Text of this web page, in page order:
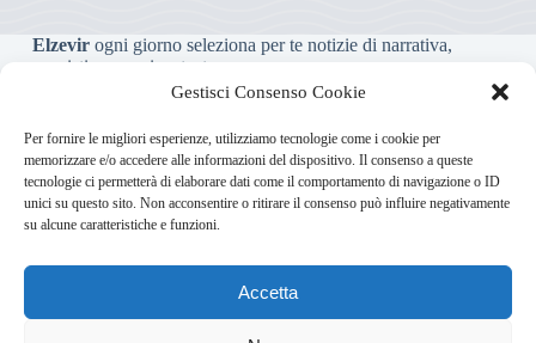
Gestisci Consenso Cookie
Per fornire le migliori esperienze, utilizziamo tecnologie come i cookie per
memorizzare e/o accedere alle informazioni del dispositivo. Il consenso a queste
tecnologie ci permetterà di elaborare dati come il comportamento di navigazione o ID
unici su questo sito. Non acconsentire o ritirare il consenso può influire negativamente
su alcune caratteristiche e funzioni.
Accetta
Elzevirogni giorno seleziona per te notizie di narrativa,
saggistica, poesia e teatro.
Testata giornalistica online non iscritta al Tribunale, che non
riceve contributi o agevolazioni pubbliche ai sensi dell’art. 3-
bis della legge 103/2012
Via Usodimare 3 - 37138 Verona (VR)info@elzevir.it bullet-